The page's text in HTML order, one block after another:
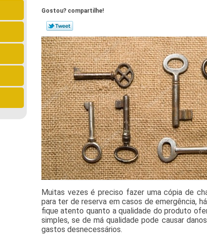
Gostou? compartilhe!
Muitas vezes é preciso fazer uma cópia de
para ter de reserva em casos de emergência,
fique atento quanto a qualidade do produto
simples, se de má qualidade pode causar
gastos desnecessários.